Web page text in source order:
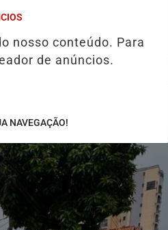
nosso conteúdo. Para
de anúncios.
NAVEGAÇÃO!